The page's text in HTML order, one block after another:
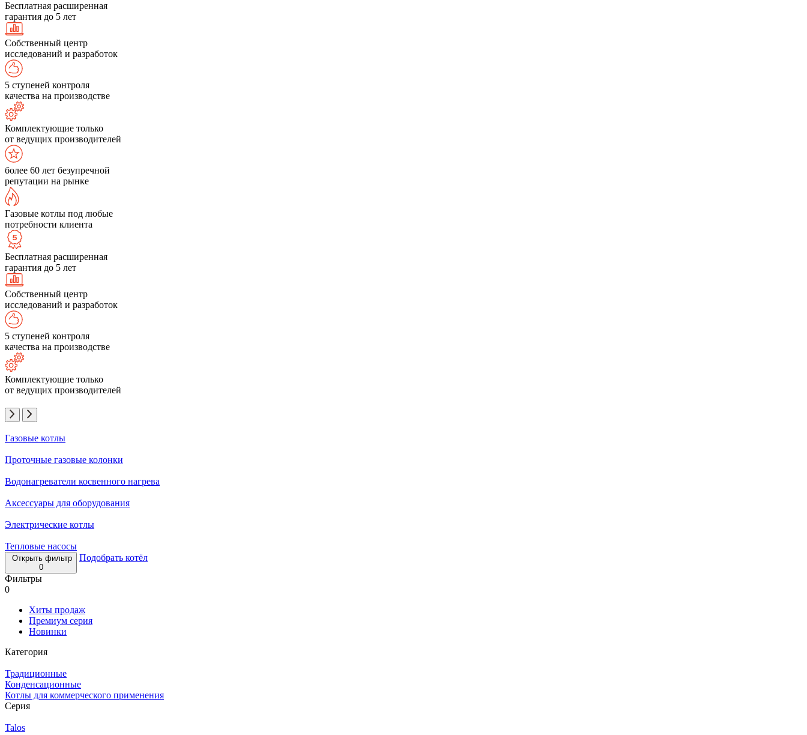
Бесплатная расширенная
гарантия до 5 лет
Собственный центр
исследований и разработок
5 ступеней контроля
качества на производстве
Комплектующие только
от ведущих производителей
более 60 лет безупречной
репутации на рынке
Газовые котлы под любые
потребности клиента
Бесплатная расширенная
гарантия до 5 лет
Собственный центр
исследований и разработок
5 ступеней контроля
качества на производстве
Комплектующие только
от ведущих производителей
Газовые котлы
Проточные газовые колонки
Водонагреватели косвенного нагрева
Аксессуары для оборудования
Электрические котлы
Тепловые насосы
Открыть фильтр
0
Подобрать котёл
Фильтры
0
Хиты продаж
Премиум серия
Новинки
Категория
Традиционные
Конденсационные
Котлы для коммерческого применения
Серия
Talos